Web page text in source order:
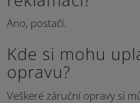
Ano, postačí.
Kde si mohu
opravu?
Veškeré záruční opravy si